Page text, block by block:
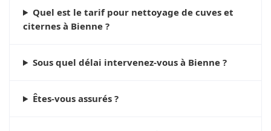
Quel est le tarif pour nettoyage de cuves et
citernes à Bienne ?
Sous quel délai intervenez-vous à Bienne ?
Êtes-vous assurés ?